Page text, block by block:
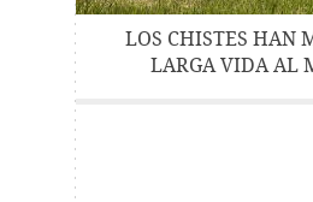
LOS CHISTES HAN
LARGA VIDA AL